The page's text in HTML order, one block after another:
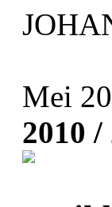
Mei 20
2010 /